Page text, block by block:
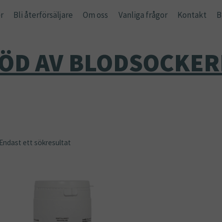
Bli återförsäljare Om oss Vanliga frågor Kontakt
AV
Endast ett sökresultat